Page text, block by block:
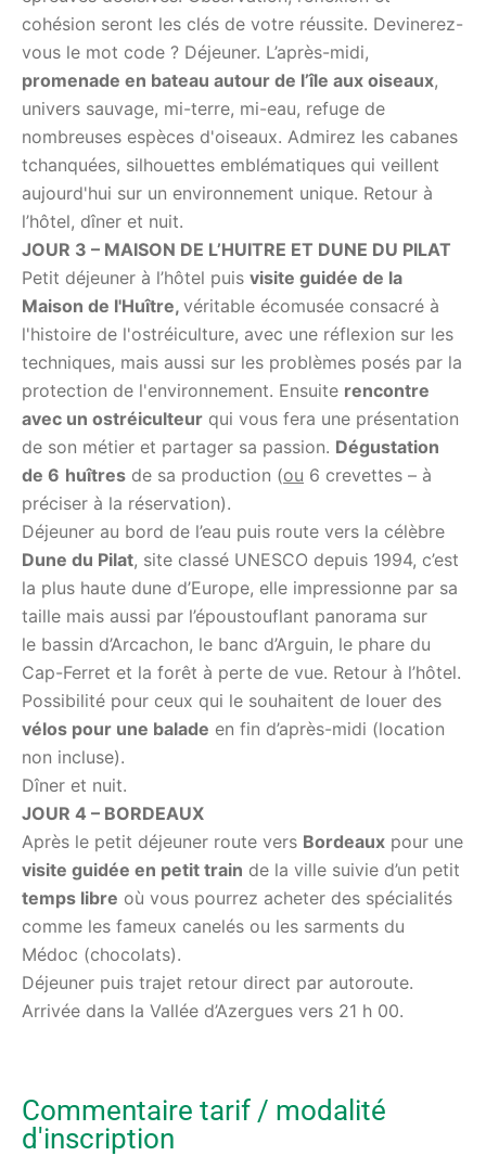
cohésion seront les clés de votre réussite. Devinerez-
vous le mot code ? Déjeuner. L’après-midi,
promenade en bateau autour de l’île aux oiseaux,
univers sauvage, mi-terre, mi-eau, refuge de
nombreuses espèces d'oiseaux. Admirez les cabanes
tchanquées, silhouettes emblématiques qui veillent
aujourd'hui sur un environnement unique. Retour à
l’hôtel, dîner et nuit.
JOUR 3 – MAISON DE L’HUITRE ET DUNE DU PILAT
Petit déjeuner à l’hôtel puis visite guidée de la
Maison de l'Huître, véritable écomusée consacré à
l'histoire de l'ostréiculture, avec une réflexion sur les
techniques, mais aussi sur les problèmes posés par la
protection de l'environnement. Ensuite rencontre
avec un ostréiculteur qui vous fera une présentation
de son métier et partager sa passion. Dégustation
de 6 huîtres de sa production (ou 6 crevettes – à
préciser à la réservation).
Déjeuner au bord de l’eau puis route vers la célèbre
Dune du Pilat, site classé UNESCO depuis 1994, c’est
la plus haute dune d’Europe, elle impressionne par sa
taille mais aussi par l’époustouflant panorama sur
le bassin d’Arcachon, le banc d’Arguin, le phare du
Cap-Ferret et la forêt à perte de vue. Retour à l’hôtel.
Possibilité pour ceux qui le souhaitent de louer des
vélos pour une balade en fin d’après-midi (location
non incluse).
Dîner et nuit.
JOUR 4 – BORDEAUX
Après le petit déjeuner route vers Bordeaux pour une
visite guidée en petit train de la ville suivie d’un petit
temps libre où vous pourrez acheter des spécialités
comme les fameux canelés ou les sarments du
Médoc (chocolats).
Déjeuner puis trajet retour direct par autoroute.
Arrivée dans la Vallée d’Azergues vers 21 h 00.
Commentaire tarif / modalité
d'inscription